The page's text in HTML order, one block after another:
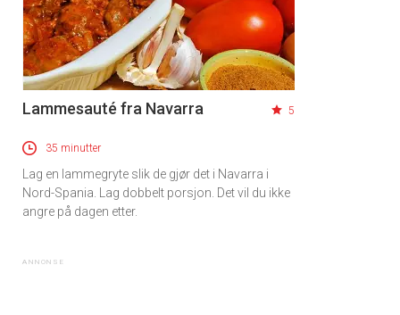
Lammesauté fra Navarra 5
35 minutter
Lag en lammegryte slik de gjør det i Navarra i
Nord-Spania. Lag dobbelt porsjon. Det vil du ikke
angre på dagen etter.